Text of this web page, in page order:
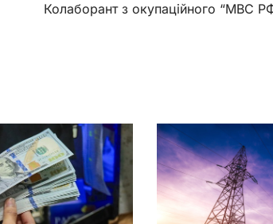
Колаборант з окупаційного “МВС